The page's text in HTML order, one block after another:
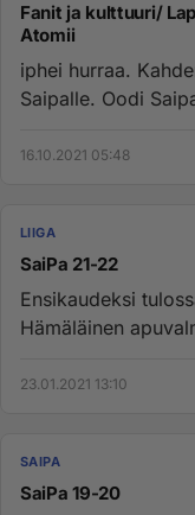
Fanit ja kulttuuri/
Atomii
iphei hurraa.
Saipalle. Oodi Saipalle paikallaan!
16.10.2021 05:48
LIIGA
SaiPa 21-22
Ensikaudeksi
Hämäläinen
23.01.2021 13:10
SAIPA
SaiPa 19-20